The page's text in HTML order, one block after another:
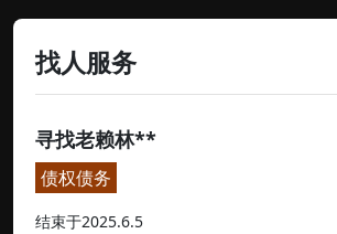
找人服务
寻找老赖林**
债权债务
结束于2025.6.5